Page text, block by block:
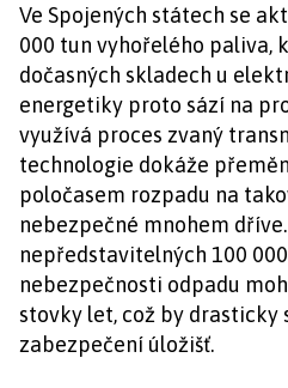
Ve Spojených státech se
000 tun vyhořelého paliva,
dočasných skladech u
energetiky proto sází na
využívá proces zvaný
technologie dokáže
poločasem rozpadu na
nebezpečné mnohem
nepředstavitelných 100
nebezpečnosti odpadu
stovky let, což by drasticky
zabezpečení úložišť.